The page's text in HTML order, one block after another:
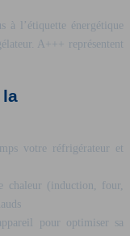
à l’étiquette énergétique
A+++ représentent
la
votre réfrigérateur et
chaleur (induction, four,
pour optimiser sa